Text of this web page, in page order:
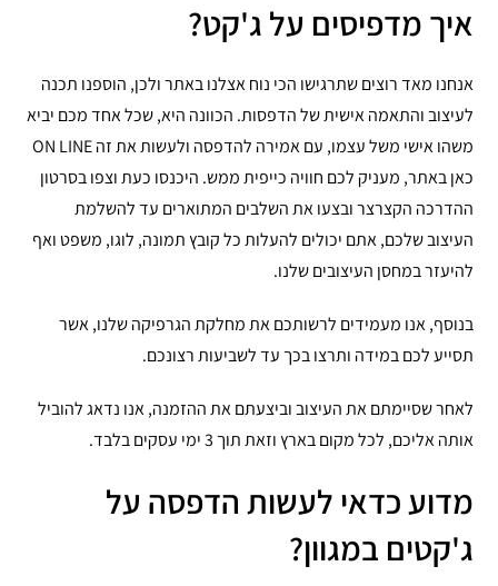
איך מדפיסים על ג'קט?
אנחנו מאד רוצים שתרגישו הכי נוח אצלנו באתר ולכן, הוספנו תכנה
לעיצוב והתאמה אישית של הדפסות. הכוונה היא, שכל אחד מכם יביא
משהו אישי משל עצמו, עם אמירה להדפסה ולעשות את זה ON LINE
כאן באתר, מעניק לכם חוויה כייפית ממש. היכנסו כעת וצפו בסרטון
ההדרכה הקצרצר ובצעו את השלבים המתוארים עד להשלמת
העיצוב שלכם, אתם יכולים להעלות כל קובץ תמונה, לוגו, משפט ואף
להיעזר במחסן העיצובים שלנו.
בנוסף, אנו מעמידים לרשותכם את מחלקת הגרפיקה שלנו, אשר
תסייע לכם במידה ותרצו בכך עד לשביעות רצונכם.
לאחר שסיימתם את העיצוב וביצעתם את ההזמנה, אנו נדאג להוביל
אותה אליכם, לכל מקום בארץ וזאת תוך 3 ימי עסקים בלבד.
מדוע כדאי לעשות הדפסה על
ג'קטים במגוון?